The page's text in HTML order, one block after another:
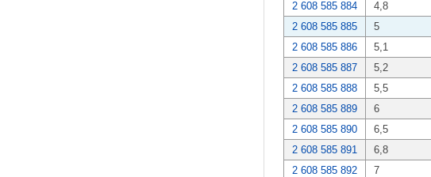
2 608 585 884
4,8
2 608 585 885
5
2 608 585 886
5,1
2 608 585 887
5,2
2 608 585 888
5,5
2 608 585 889
6
2 608 585 890
6,5
2 608 585 891
6,8
2 608 585 892
7